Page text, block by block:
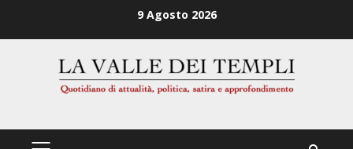
9 Agosto 2026